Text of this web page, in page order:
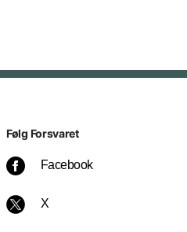
Følg Forsvaret
Facebook
X